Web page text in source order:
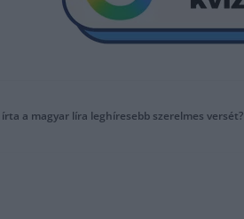
a magyar líra leghíresebb szerelmes versét?